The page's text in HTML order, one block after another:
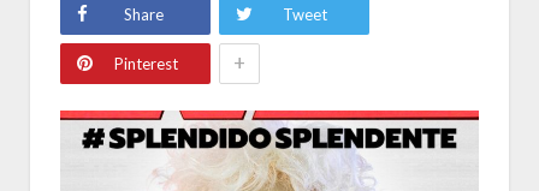
Share Tweet
Pinterest +